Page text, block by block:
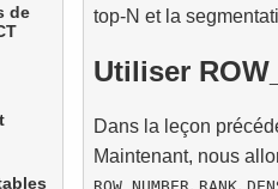
de
de
top-N et la
Utiliser
Dans la leçon
Maintenant, nous
, ,